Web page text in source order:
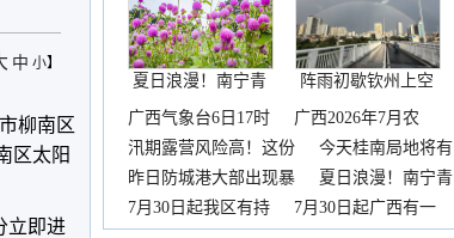
中 小】
柳南区
区太阳
立即进
夏日浪漫！南宁青
秀山
阵雨初歇钦州上空
邂逅
广西气象台6日17时
广西2026年7月农
汛期露营风险高！这份
今天桂南局地将有
暴雨
昨日防城港大部出现暴
夏日浪漫！南宁青
秀山
7月30日起我区有持 7月30日起广西有一